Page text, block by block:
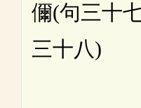
儞(句三十
三十八)